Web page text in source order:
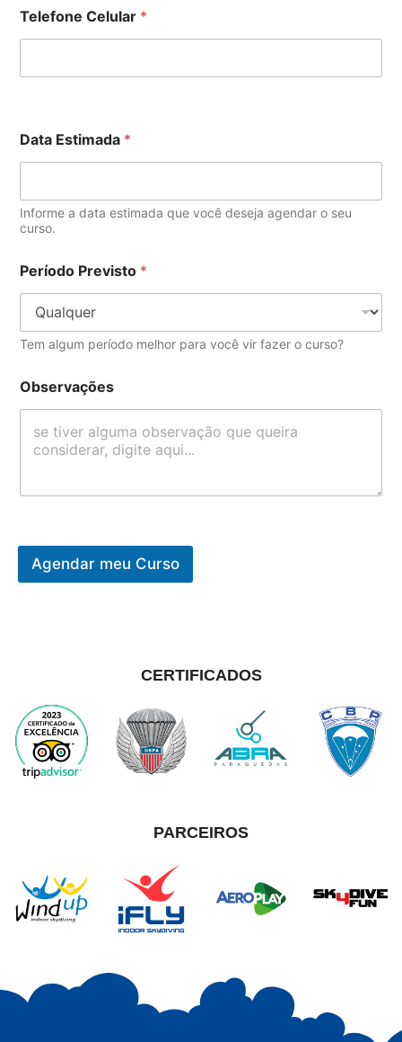
Telefone Celular *
Data Estimada *
Informe a data estimada que você deseja agendar o seu
curso.
Período Previsto *
Tem algum período melhor para você vir fazer o curso?
Observações
Agendar meu Curso
CERTIFICADOS
PARCEIROS